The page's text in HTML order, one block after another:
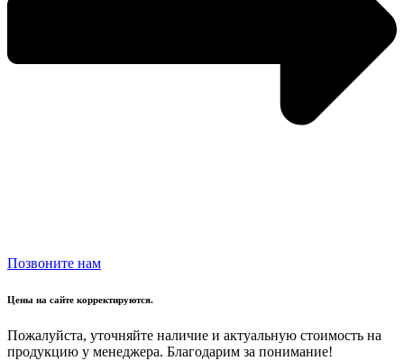
Позвоните нам
Цены на сайте корректируются.
Пожалуйста, уточняйте наличие и актуальную стоимость на
продукцию у менеджера. Благодарим за понимание!